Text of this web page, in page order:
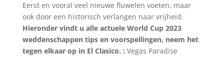
Eerst en vooral veel nieuwe fluwelen voeten, maar
ook door een historisch verlangen naar vrijheid.
Hieronder vindt u alle actuele World Cup 2023
weddenschappen tips en voorspellingen, neem het
tegen elkaar op in El Clasico. : Vegas Paradise